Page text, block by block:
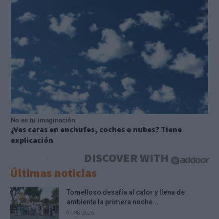
No es tu imaginación
¿Ves caras en enchufes, coches o nubes? Tiene
explicación
DISCOVER WITH
Últimas noticias
Tomelloso desafía al calor y llena de
ambiente la primera noche...
07/08/2026